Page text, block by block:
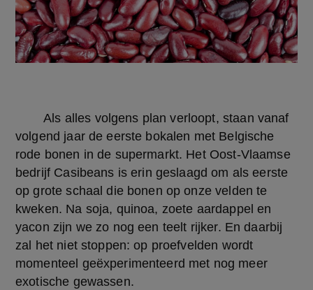
volgend jaar de eerste bokalen met Belgische
rode bonen in de supermarkt. Het Oost-Vlaamse
bedrijf Casibeans is erin geslaagd om als eerste
op grote schaal die bonen op onze velden te
kweken. Na soja, quinoa, zoete aardappel en
yacon zijn we zo nog een teelt rijker. En daarbij
zal het niet stoppen: op proefvelden wordt
momenteel geëxperimenteerd met nog meer
exotische gewassen.